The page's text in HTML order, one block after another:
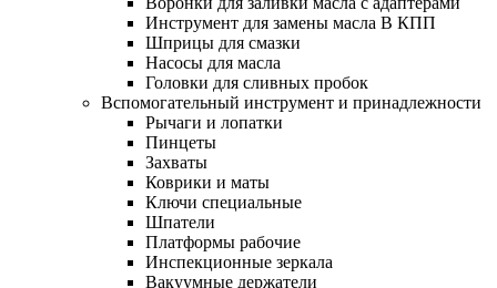
Инструмент для замены масла В КПП
Шприцы для смазки
Насосы для масла
Головки для сливных пробок
Вспомогательный инструмент и принадлежности
Рычаги и лопатки
Пинцеты
Захваты
Коврики и маты
Ключи специальные
Шпатели
Платформы рабочие
Инспекционные зеркала
Вакуумные держатели